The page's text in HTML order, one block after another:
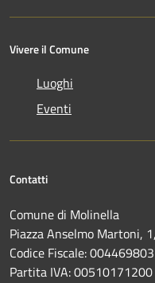
Vivere il Comune
Luoghi
Eventi
Contatti
Comune di Molinella
Piazza Anselmo Martoni,
Codice Fiscale:
Partita IVA: 00510171200